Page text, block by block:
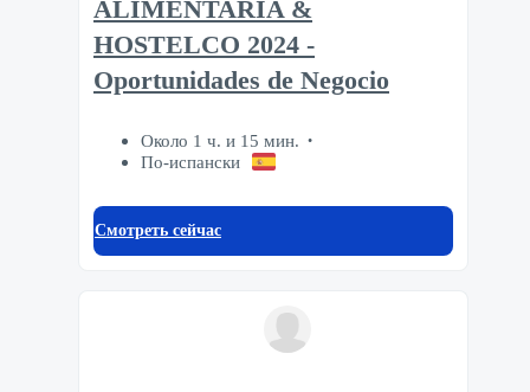
ALIMENTARIA &
HOSTELCO 2024 -
Oportunidades de Negocio
Около 1 ч. и 15 мин.
По-испански
Смотреть сейчас